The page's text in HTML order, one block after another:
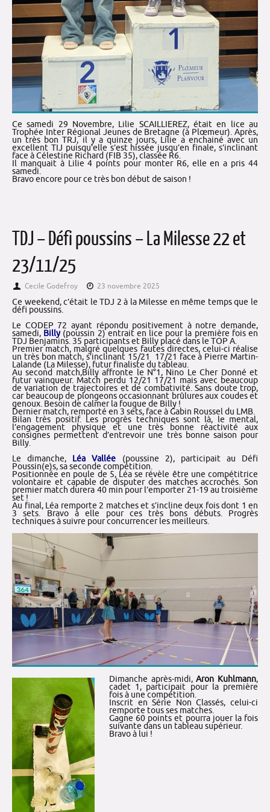
Ce samedi 29 Novembre, Lilie SCAILLIEREZ, était en lice au
Trophée Inter Régional Jeunes de Bretagne (à Plœmeur). Après,
un très bon TRJ, il y a quinze jours, Lilie a enchainé avec un
excellent TIJ puisqu’elle s’est hissée jusqu’en finale, s’inclinant
face à Célestine Richard (FIB 35), classée R6.
Il manquait à Lilie 4 points pour monter R6, elle en a pris 44
samedi.
Bravo encore pour ce très bon début de saison !
TDJ – Défi poussins – La Milesse 22 et
23/11/25
Cecile Godefroy 23 novembre 2025
Ce weekend, c’était le TDJ 2 à la Milesse en même temps que le
défi poussins.
Le CODEP 72 ayant répondu positivement à notre demande,
samedi, Billy (poussin 2) entrait en lice pour la première fois en
TDJ Benjamins. 35 participants et Billy placé dans le TOP A.
Premier match, malgré quelques fautes directes, celui-ci réalise
un très bon match, s’inclinant 15/21 17/21 face à Pierre Martin-
Lalande (La Milesse), futur finaliste du tableau.
Au second match,Billy affronte le N°1, Nino Le Cher Donné et
futur vainqueur. Match perdu 12/21 17/21 mais avec beaucoup
de variation de trajectoires et de combativité. Sans doute trop,
car beaucoup de plongeons occasionnant brûlures aux coudes et
genoux. Besoin de calmer la fougue de Billy !
Dernier match, remporté en 3 sets, face à Gabin Roussel du LMB.
Bilan très positif. Les progrès techniques sont là, le mental,
l’engagement physique et une très bonne réactivité aux
consignes permettent d’entrevoir une très bonne saison pour
Billy.
Le dimanche, Léa Vallée (poussine 2), participait au Défi
Poussin(e)s, sa seconde compétition.
Positionnée en poule de 5, Léa se révèle être une compétitrice
volontaire et capable de disputer des matches accrochés. Son
premier match durera 40 min pour l’emporter 21-19 au troisième
set !
Au final, Léa remporte 2 matches et s’incline deux fois dont 1 en
3 sets. Bravo à elle pour ces très bons débuts. Progrès
techniques à suivre pour concurrencer les meilleurs.
Dimanche après-midi,Aron Kuhlmann,
cadet 1, participait pour la première
fois à une compétition.
Inscrit en Série Non Classés, celui-ci
remporte tous ses matches.
Gagne 60 points et pourra jouer la fois
suivante dans un tableau supérieur.
Bravo à lui !